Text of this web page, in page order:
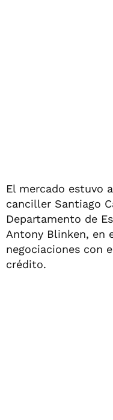
El mercado estuvo
canciller Santiago
Departamento de
Antony Blinken, en
negociaciones con
crédito.